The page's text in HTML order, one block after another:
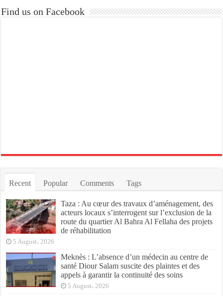
Find us on Facebook
Recent Popular Comments Tags
Taza : Au cœur des travaux d’aménagement, des
acteurs locaux s’interrogent sur l’exclusion de la
route du quartier Al Bahra Al Fellaha des projets
de réhabilitation
5 August، 2026
Meknès : L’absence d’un médecin au centre de
santé Diour Salam suscite des plaintes et des
appels à garantir la continuité des soins
5 August، 2026